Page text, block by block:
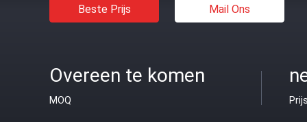
Beste Prijs Mail Ons
Overeen te komen
MOQ Prijs